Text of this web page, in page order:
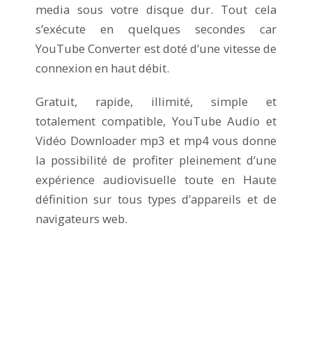
media sous votre disque dur. Tout cela
s’exécute en quelques secondes car
YouTube Converter est doté d’une vitesse de
connexion en haut débit.
Gratuit, rapide, illimité, simple et
totalement compatible, YouTube Audio et
Vidéo Downloader mp3 et mp4 vous donne
la possibilité de profiter pleinement d’une
expérience audiovisuelle toute en Haute
définition sur tous types d’appareils et de
navigateurs web.